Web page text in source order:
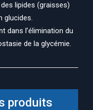
lipides (graisses)
glucides.
dans l’élimination du
de la glycémie.
produits